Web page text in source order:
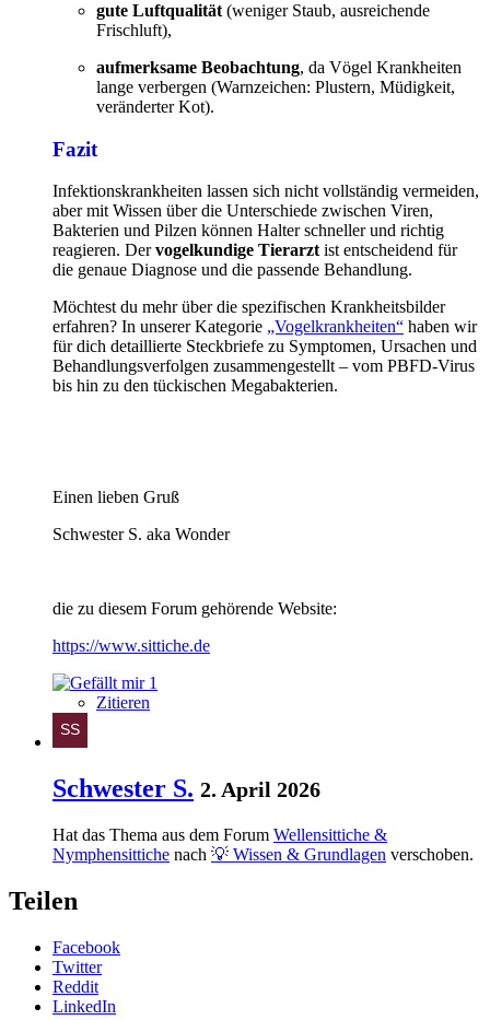
gute Luftqualität (weniger Staub, ausreichende
Frischluft),
aufmerksame Beobachtung, da Vögel Krankheiten
lange verbergen (Warnzeichen: Plustern, Müdigkeit,
veränderter Kot).
Fazit
Infektionskrankheiten lassen sich nicht vollständig vermeiden,
aber mit Wissen über die Unterschiede zwischen Viren,
Bakterien und Pilzen können Halter schneller und richtig
reagieren. Dervogelkundige Tierarztist entscheidend für
die genaue Diagnose und die passende Behandlung.
Möchtest du mehr über die spezifischen Krankheitsbilder
erfahren? In unserer Kategorie „Vogelkrankheiten“ haben wir
für dich detaillierte Steckbriefe zu Symptomen, Ursachen und
Behandlungsverfolgen zusammengestellt – vom PBFD-Virus
bis hin zu den tückischen Megabakterien.
Einen lieben Gruß
Schwester S. aka Wonder
die zu diesem Forum gehörende Website:
https://www.sittiche.de
1
Zitieren
Schwester S. 2. April 2026
Hat das Thema aus dem Forum Wellensittiche &
Nymphensittiche nach 💡 Wissen & Grundlagen verschoben.
Teilen
Facebook
Twitter
Reddit
LinkedIn